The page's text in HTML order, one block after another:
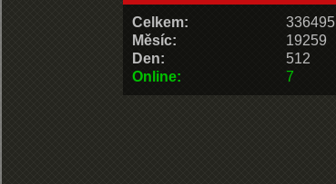
Online: 7
Celkem:
336495
Měsíc:
19259
Den:
512